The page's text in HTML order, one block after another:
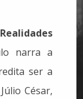
narra a
ser a
César,